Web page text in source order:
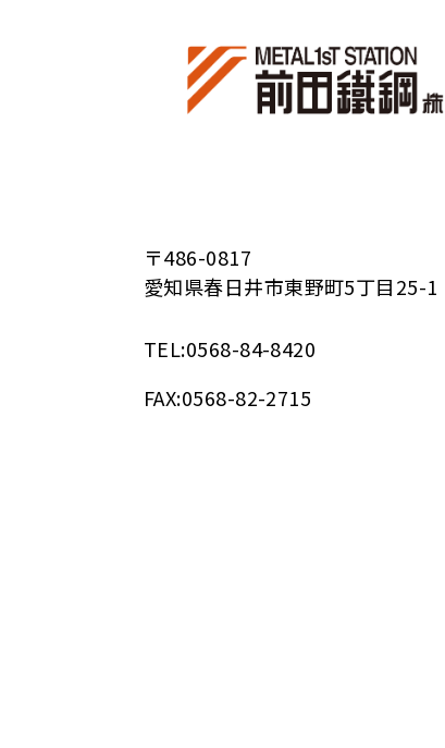
〒486-0817
愛知県春日井市東野町5丁目25-1
TEL:0568-84-8420
FAX:0568-82-2715